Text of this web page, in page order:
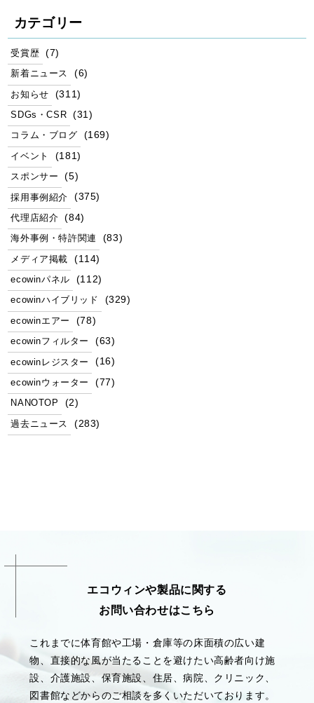
カテゴリー
受賞歴 (7)
新着ニュース (6)
お知らせ (311)
SDGs・CSR (31)
コラム・ブログ (169)
イベント (181)
スポンサー (5)
採用事例紹介 (375)
代理店紹介 (84)
海外事例・特許関連 (83)
メディア掲載 (114)
ecowinパネル (112)
ecowinハイブリッド (329)
ecowinエアー (78)
ecowinフィルター (63)
ecowinレジスター (16)
ecowinウォーター (77)
NANOTOP (2)
過去ニュース (283)
エコウィンや製品に関する
お問い合わせはこちら
これまでに体育館や工場・倉庫等の床面積の広い建
物、直接的な風が当たることを避けたい高齢者向け施
設、介護施設、保育施設、住居、病院、クリニック、
図書館などからのご相談を多くいただいております。